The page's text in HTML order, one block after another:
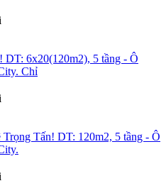
DT: 6x20(120m2), 5 tầng - Ô
Chỉ
Tấn! DT: 120m2, 5 tầng - Ô